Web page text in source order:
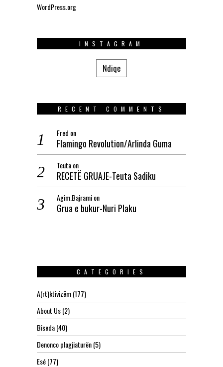
WordPress.org
INSTAGRAM
Ndiqe
RECENT COMMENTS
Fred on
Flamingo Revolution/Arlinda Guma
Teutaon
RECETË GRUAJE-Teuta Sadiku
Agim.Bajramion
Grua e bukur-Nuri Plaku
CATEGORIES
A(rt)ktivizëm(177)
About Us(2)
Biseda(40)
Denonco plagjiaturën(5)
Esé(77)